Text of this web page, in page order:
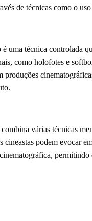
de técnicas como o
uma técnica controlada
como holofotes e
produções
várias técnicas
cineastas podem evocar